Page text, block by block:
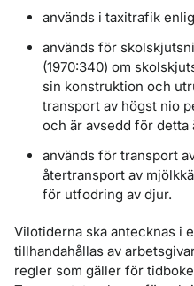
används i taxitrafik
används för
(1970:340) om
sin konstruktion och
transport av högst nio
och är avsedd för detta
används för transport
återtransport av
för utfodring av djur.
Vilotiderna ska antecknas i
tillhandahållas av
regler som gäller för